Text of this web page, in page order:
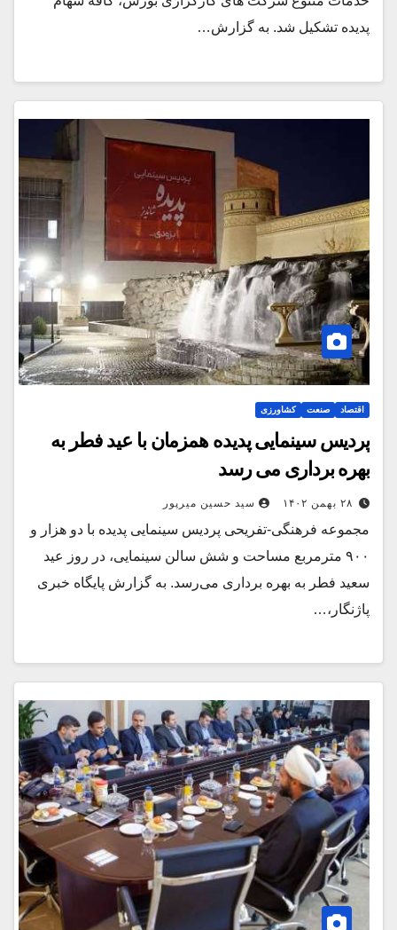
پدیده تشکیل شد. به گزارش…
اقتصاد صنعت کشاورزی
پردیس سینمایی پدیده همزمان با عید فطر به
بهره برداری می رسد
۲۸ بهمن ۱۴۰۲ سید حسین میرپور
مجموعه فرهنگی-تفریحی پردیس سینمایی پدیده با دو هزار و
۹۰۰ مترمربع مساحت و شش سالن سینمایی، در روز عید
سعید فطر به بهره برداری می‌رسد. به گزارش پایگاه خبری
پاژنگار،…